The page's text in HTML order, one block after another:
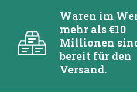
Waren im
mehr als €10
Millionen
bereit für den
Versand.